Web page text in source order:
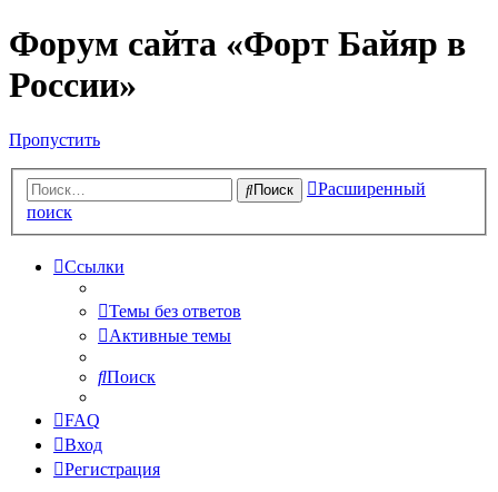
Форум сайта «Форт Байяр в
России»
Пропустить
Поиск
Расширенный
поиск
Ссылки
Темы без ответов
Активные темы
Поиск
FAQ
Вход
Регистрация